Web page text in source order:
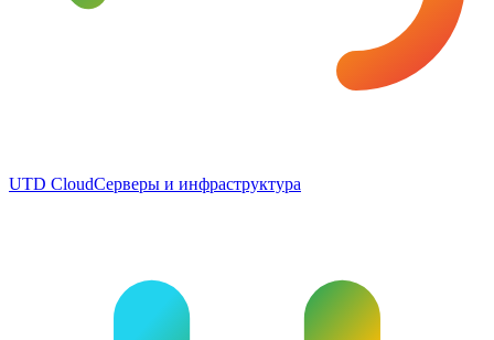
UTD CloudСерверы и инфраструктура